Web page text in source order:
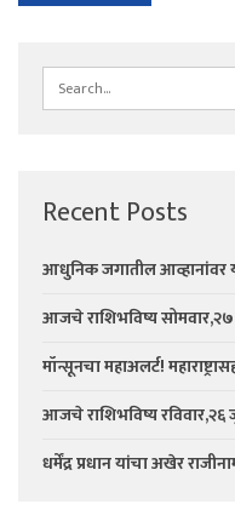
Recent Posts
आधुनिक जगातील आव्हानांवर
आजचे राशिभविष्य
मॉन्सूनचा महाअलर्ट!
आजचे राशिभविष्य
धर्मेंद्र प्रधान यांचा अखेर